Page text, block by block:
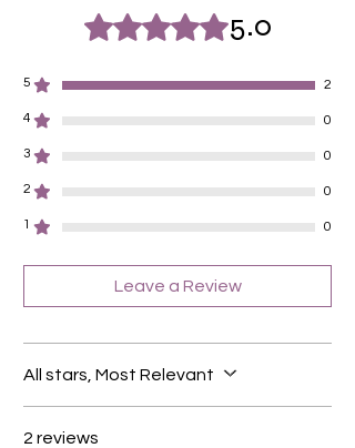
Für alle Nägel geeignet
Halten bis zu 14 Tage
Rated 5 out of 5 stars.5.0
5 2
4 0
3 0
2 0
1 0
Leave a Review
All stars, Most Relevant
2 reviews